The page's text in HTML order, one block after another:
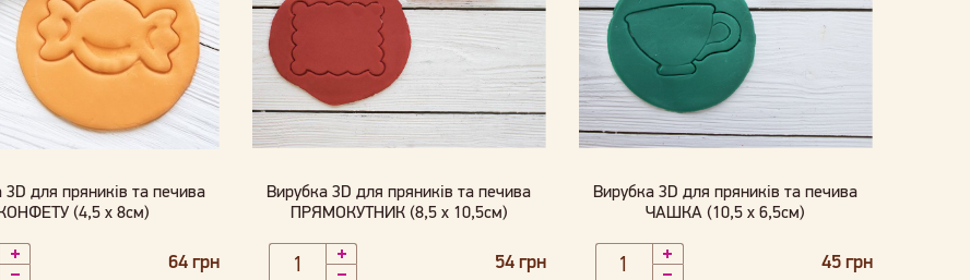
3D для пряників та печива
(4,5 х 8см)
64 грн
Вирубка 3D для пряників та печива
ПРЯМОКУТНИК (8,5 х 10,5см)
54 грн
Вирубка 3D для пряників та печива
ЧАШКА (10,5 х 6,5см)
45 грн